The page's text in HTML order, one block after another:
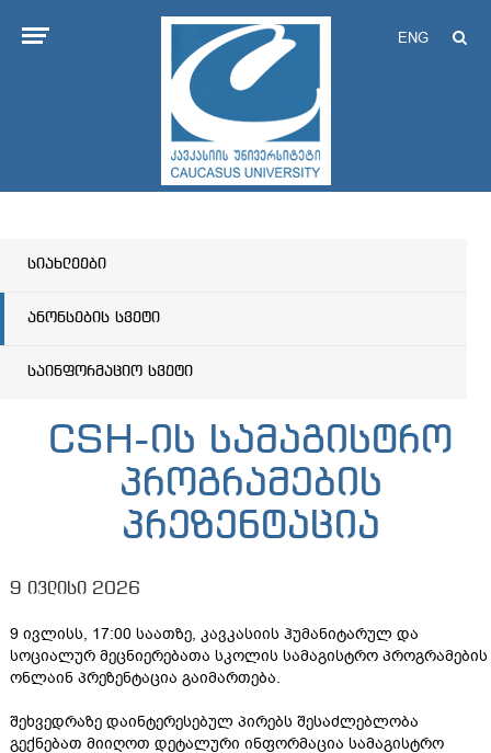
ENG
სიახლეები
ანონსების სვეტი
საინფორმაციო სვეტი
CSH-ის სამაგისტრო
პროგრამების
პრეზენტაცია
9 ივლისი 2026
9 ივლისს, 17:00 საათზე, კავკასიის ჰუმანიტარულ და
სოციალურ მეცნიერებათა სკოლის სამაგისტრო პროგრამების
ონლაინ პრეზენტაცია გაიმართება.
შეხვედრაზე დაინტერესებულ პირებს შესაძლებლობა
გექნებათ მიიღოთ დეტალური ინფორმაცია სამაგისტრო